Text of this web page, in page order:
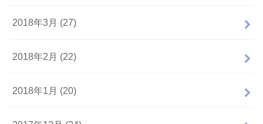
2018年3月 (27)
2018年2月 (22)
2018年1月 (20)